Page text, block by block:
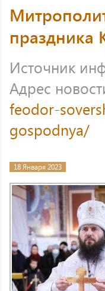
праздника
Источник
Адрес
feodor-
gospodnya/
18 Января 2023